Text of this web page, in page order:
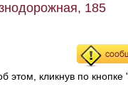
185
кликнув по кнопке